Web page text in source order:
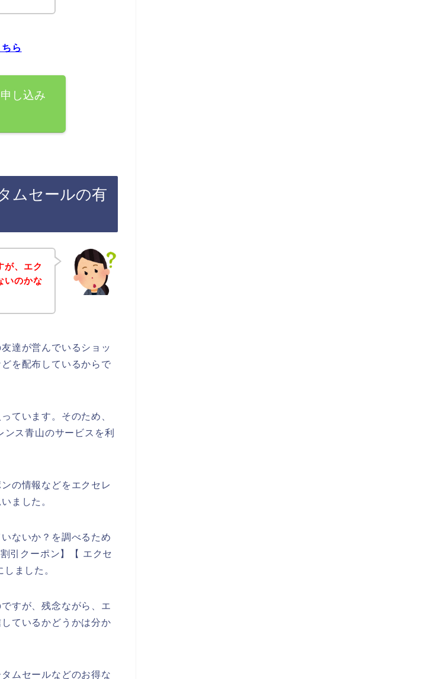
ら
し込み
ムセールの有
が、エク
いのかな
達が営んでいるショッ
を配布しているからで
ています。そのため、
ス青山のサービスを利
の情報などをエクセレ
ました。
ないか？を調べるため
引クーポン】【 エクセ
ました。
すが、残念ながら、エ
ているかどうかは分か
ムセールなどのお得な